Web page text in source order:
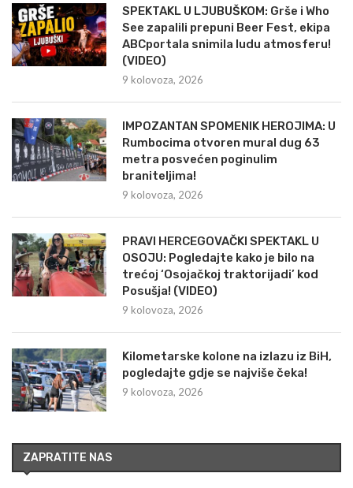
SPEKTAKL U LJUBUŠKOM: Grše i Who
See zapalili prepuni Beer Fest, ekipa
ABCportala snimila ludu atmosferu!
(VIDEO)
9 kolovoza, 2026
IMPOZANTAN SPOMENIK HEROJIMA: U
Rumbocima otvoren mural dug 63
metra posvećen poginulim
braniteljima!
9 kolovoza, 2026
PRAVI HERCEGOVAČKI SPEKTAKL U
OSOJU: Pogledajte kako je bilo na
trećoj ‘Osojačkoj traktorijadi’ kod
Posušja! (VIDEO)
9 kolovoza, 2026
Kilometarske kolone na izlazu iz BiH,
pogledajte gdje se najviše čeka!
9 kolovoza, 2026
ZAPRATITE NAS